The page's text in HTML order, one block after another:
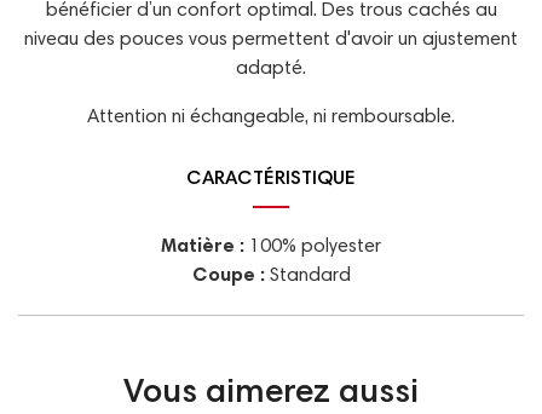
bénéficier d’un confort optimal. Des trous cachés au
niveau des pouces vous permettent d'avoir un ajustement
adapté.
Attention ni échangeable, ni remboursable.
CARACTÉRISTIQUE
Matière : 100% polyester
Coupe : Standard
Vous aimerez aussi